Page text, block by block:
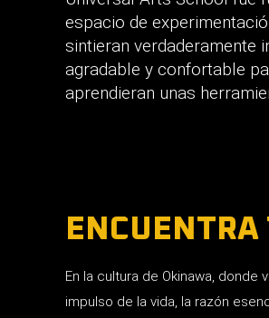
espacio de
sintieran verdaderamente
agradable y confortable
aprendieran unas
En la cultura de Okinawa,
impulso de la vida, la razón